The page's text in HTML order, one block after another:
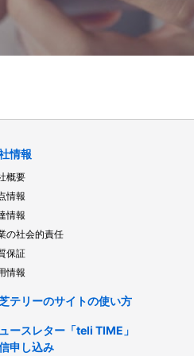
情報
概要
情報
情報
の社会的責任
保証
情報
テリーのサイトの使い方
ースレター「teli TIME」
申し込み